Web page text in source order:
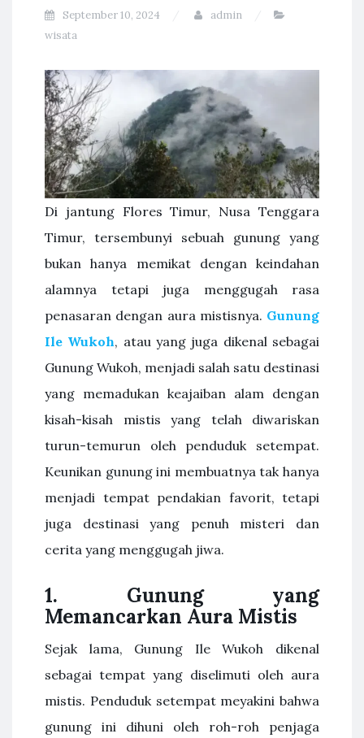
September 10, 2024
admin
wisata
Di jantung Flores Timur, Nusa Tenggara
Timur, tersembunyi sebuah gunung yang
bukan hanya memikat dengan keindahan
alamnya tetapi juga menggugah rasa
penasaran dengan aura mistisnya. Gunung
Ile Wukoh, atau yang juga dikenal sebagai
Gunung Wukoh, menjadi salah satu destinasi
yang memadukan keajaiban alam dengan
kisah-kisah mistis yang telah diwariskan
turun-temurun oleh penduduk setempat.
Keunikan gunung ini membuatnya tak hanya
menjadi tempat pendakian favorit, tetapi
juga destinasi yang penuh misteri dan
cerita yang menggugah jiwa.
1. Gunung yang
Memancarkan Aura Mistis
Sejak lama, Gunung Ile Wukoh dikenal
sebagai tempat yang diselimuti oleh aura
mistis. Penduduk setempat meyakini bahwa
gunung ini dihuni oleh roh-roh penjaga